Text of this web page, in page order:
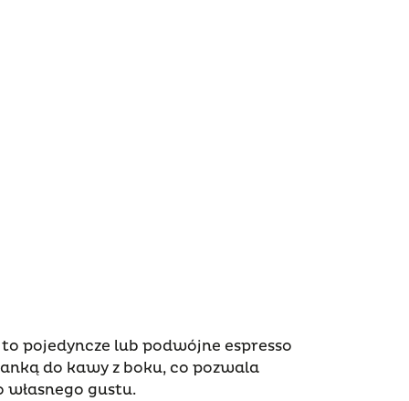
to pojedyncze lub podwójne espresso
do kawy z boku, co pozwala
własnego gustu.